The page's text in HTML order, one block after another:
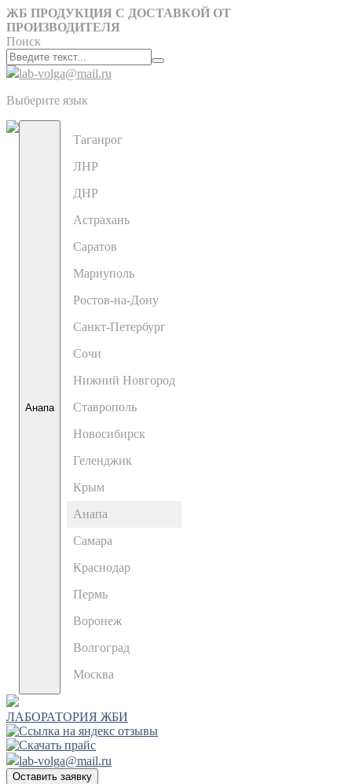
ЖБ ПРОДУКЦИЯ С ДОСТАВКОЙ ОТ
ПРОИЗВОДИТЕЛЯ
Поиск
lab-volga@mail.ru
Выберите язык
Анапа
Таганрог
ЛНР
ДНР
Астрахань
Саратов
Мариуполь
Ростов-на-Дону
Санкт-Петербург
Сочи
Нижний Новгород
Ставрополь
Новосибирск
Геленджик
Крым
Анапа
Самара
Краснодар
Пермь
Воронеж
Волгоград
Москва
ЛАБОРАТОРИЯ ЖБИ
lab-volga@mail.ru
Оставить заявку